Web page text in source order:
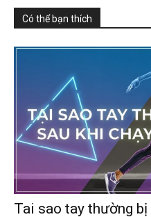
Có thể bạn thích
Tai sao tay thường